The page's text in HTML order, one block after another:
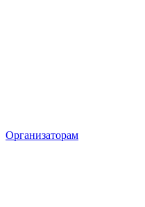
Организаторам